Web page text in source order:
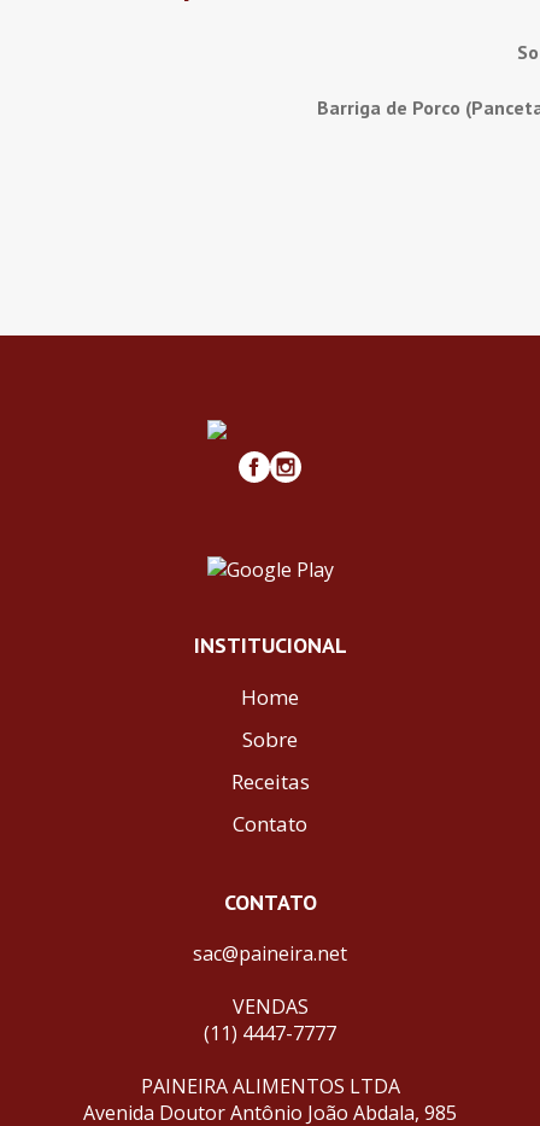
Barriga de Porco
INSTITUCIONAL
Home
Sobre
Receitas
Contato
CONTATO
sac@paineira.net
VENDAS
(11) 4447-7777
PAINEIRA ALIMENTOS LTDA
Avenida Doutor Antônio João Abdala, 985